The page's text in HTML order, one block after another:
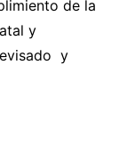
de la
y
y